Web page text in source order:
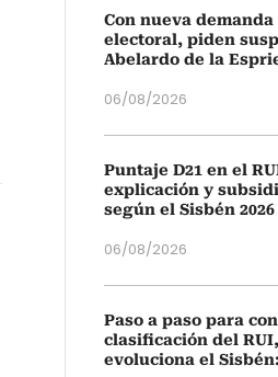
Con nueva
electoral, piden
Abelardo de la
06/08/2026
Puntaje D21 en el
explicación y
según el Sisbén 2026
06/08/2026
Paso a paso para
clasificación del
evoluciona el